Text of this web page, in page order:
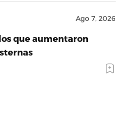
Ago 7, 2026
que aumentaron